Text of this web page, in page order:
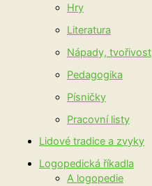
Hry
Literatura
Nápady, tvořivost
Pedagogika
Písničky
Pracovní listy
Lidové tradice a zvyky
Logopedická říkadla
A logopedie